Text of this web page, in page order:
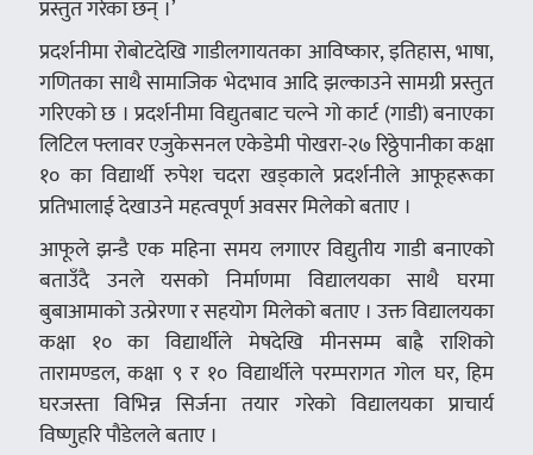
प्रस्तुत गरेका छन् ।’
प्रदर्शनीमा रोबोटदेखि गाडीलगायतका आविष्कार, इतिहास, भाषा,
गणितका साथै सामाजिक भेदभाव आदि झल्काउने सामग्री प्रस्तुत
गरिएको छ । प्रदर्शनीमा विद्युतबाट चल्ने गो कार्ट (गाडी) बनाएका
लिटिल फ्लावर एजुकेसनल एकेडेमी पोखरा-२७ रिठ्ठेपानीका कक्षा
१० का विद्यार्थी रुपेश चदरा खड्काले प्रदर्शनीले आफूहरूका
प्रतिभालाई देखाउने महत्वपूर्ण अवसर मिलेको बताए ।
आफूले झन्डै एक महिना समय लगाएर विद्युतीय गाडी बनाएको
बताउँदै उनले यसको निर्माणमा विद्यालयका साथै घरमा
बुबाआमाको उत्प्रेरणा र सहयोग मिलेको बताए । उक्त विद्यालयका
कक्षा १० का विद्यार्थीले मेषदेखि मीनसम्म बाह्रै राशिको
तारामण्डल, कक्षा ९ र १० विद्यार्थीले परम्परागत गोल घर, हिम
घरजस्ता विभिन्न सिर्जना तयार गरेको विद्यालयका प्राचार्य
विष्णुहरि पौडेलले बताए ।